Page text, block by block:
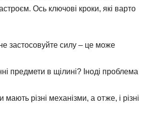
Ось ключові кроки, які варто
застосовуйте силу – це може
предмети в щілині? Іноді проблема
мають різні механізми, а отже, і різні